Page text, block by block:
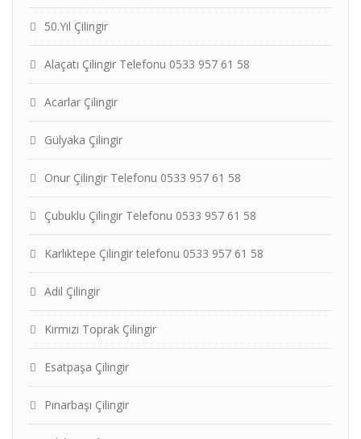
50.Yıl Çilingir
Alaçatı Çilingir Telefonu 0533 957 61 58
Acarlar Çilingir
Gülyaka Çilingir
Onur Çilingir Telefonu 0533 957 61 58
Çubuklu Çilingir Telefonu 0533 957 61 58
Karlıktepe Çilingir telefonu 0533 957 61 58
Adil Çilingir
Kırmızı Toprak Çilingir
Esatpaşa Çilingir
Pınarbaşı Çilingir